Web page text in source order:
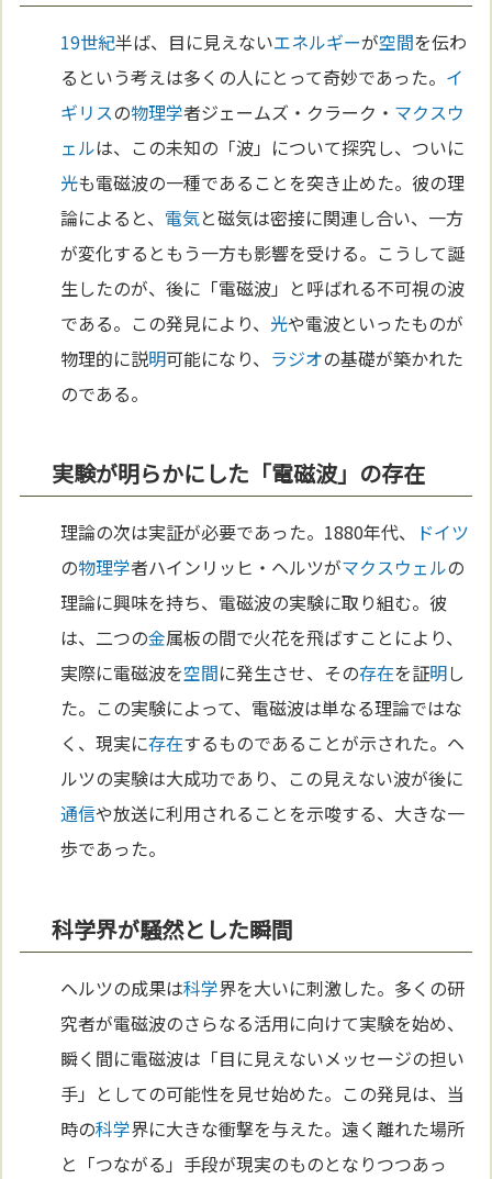
19世紀半ば、目に見えないエネルギーが空間を伝わ
るという考えは多くの人にとって奇妙であった。 イ
ギリスの物理学者ジェームズ・クラーク・ マクスウ
ェルは、この未知の「波」について探究し、ついに
光も電磁波の一種であることを突き止めた。彼の理
論によると、 電気と磁気は密接に関連し合い、一方
が変化するともう一方も影響を受ける。こうして誕
生したのが、後に「電磁波」と呼ばれる不可視の波
である。この発見により、 光や電波といったものが
物理的に説明可能になり、 ラジオの基礎が築かれた
のである。
実験が明らかにした「電磁波」の存在
理論の次は実証が必要であった。1880年代、 ドイツ
の物理学者ハインリッヒ・ヘルツがマクスウェルの
理論に興味を持ち、電磁波の実験に取り組む。彼
は、二つの金属板の間で火花を飛ばすことにより、
実際に電磁波を空間に発生させ、その存在を証明し
た。この実験によって、電磁波は単なる理論ではな
く、現実に存在するものであることが示された。ヘ
ルツの実験は大成功であり、この見えない波が後に
通信や放送に利用されることを示唆する、大きな一
歩であった。
科学界が騒然とした瞬間
ヘルツの成果は科学界を大いに刺激した。多くの研
究者が電磁波のさらなる活用に向けて実験を始め、
瞬く間に電磁波は「目に見えないメッセージの担い
手」としての可能性を見せ始めた。この発見は、当
時の科学界に大きな衝撃を与えた。遠く離れた場所
と「つながる」手段が現実のものとなりつつあっ